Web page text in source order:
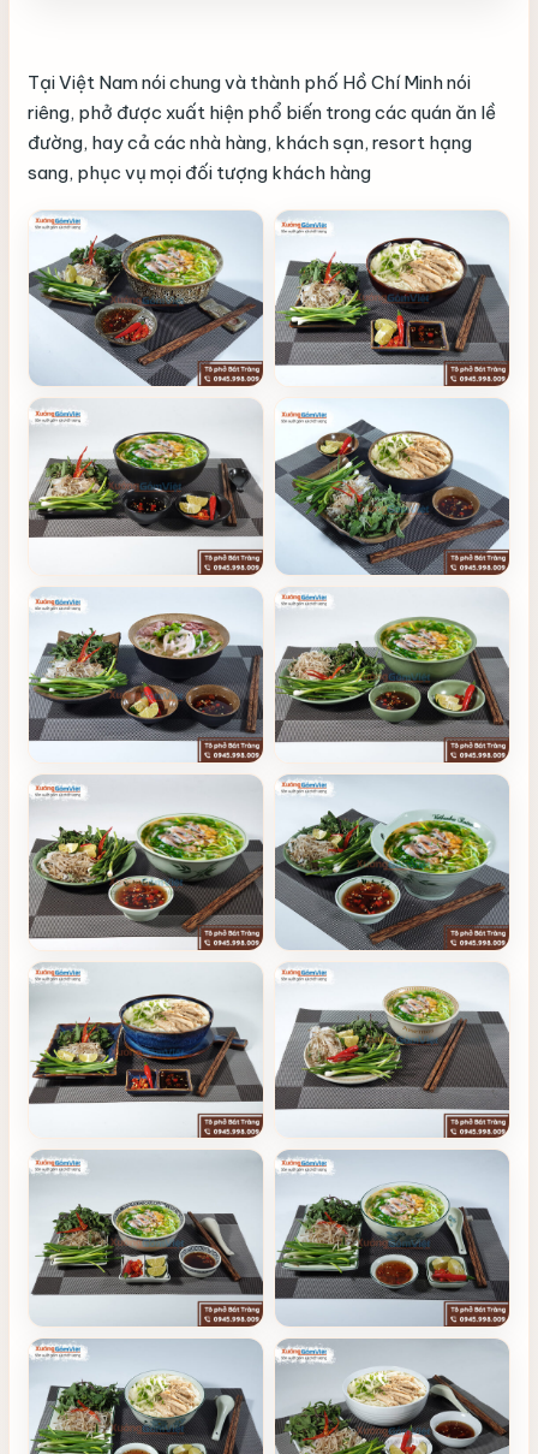
Tại Việt Nam nói chung và thành phố Hồ Chí Minh nói
riêng, phở được xuất hiện phổ biến trong các quán ăn lề
đường, hay cả các nhà hàng, khách sạn, resort hạng
sang, phục vụ mọi đối tượng khách hàng